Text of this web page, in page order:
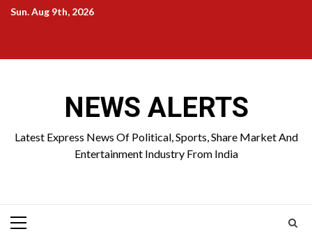
SkipSun. Aug 9th, 2026
NEWS ALERTS
Latest Express News Of Political, Sports, Share Market And
Entertainment Industry From India
Primary